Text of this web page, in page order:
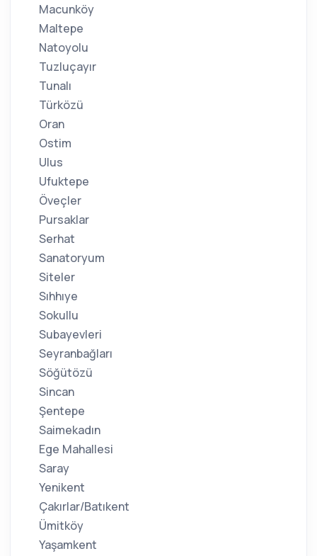
Macunköy
Maltepe
Natoyolu
Tuzluçayır
Tunalı
Türközü
Oran
Ostim
Ulus
Ufuktepe
Öveçler
Pursaklar
Serhat
Sanatoryum
Siteler
Sıhhıye
Sokullu
Subayevleri
Seyranbağları
Söğütözü
Sincan
Şentepe
Saimekadın
Ege Mahallesi
Saray
Yenikent
Çakırlar/Batıkent
Ümitköy
Yaşamkent